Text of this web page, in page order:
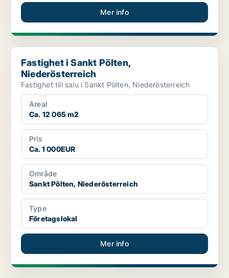
Mer info
Fastighet i Sankt Pölten, Niederösterreich
Fastighet i Sankt Pölten,
Niederösterreich
Fastighet till salu i Sankt Pölten, Niederösterreich
Areal
Ca. 12 065 m2
Pris
Ca. 1 000EUR
Område
Sankt Pölten, Niederösterreich
Type
Företagslokal
Mer info